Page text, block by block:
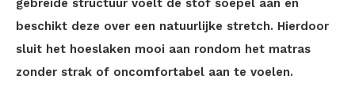
gebreide structuur voelt de stof soepel aan en
beschikt deze over een natuurlijke stretch. Hierdoor
sluit het hoeslaken mooi aan rondom het matras
zonder strak of oncomfortabel aan te voelen.